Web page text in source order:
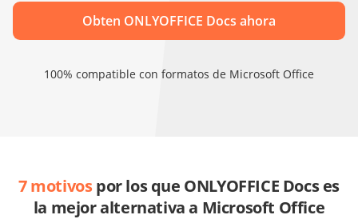
Obten ONLYOFFICE Docs ahora
100% compatible con formatos de Microsoft Office
7 motivospor los que ONLYOFFICE Docs es
la mejor alternativa a Microsoft Office